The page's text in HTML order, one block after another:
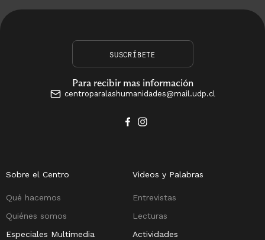
SUSCRÍBETE
Para recibir mas información
centroparalashumanidades@mail.udp.cl
Sobre el Centro
Qué hacemos
Quiénes somos
Videos y Palabras
Entrevistas
Lecturas
Especiales Multimedia
Actividades